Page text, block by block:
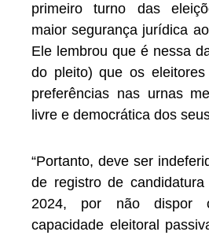
primeiro turno das
maior segurança jurídica
Ele lembrou que é nessa
do pleito) que os
preferências nas urnas
livre e democrática dos
“Portanto, deve ser
de registro de
2024, por não dispor
capacidade eleitoral